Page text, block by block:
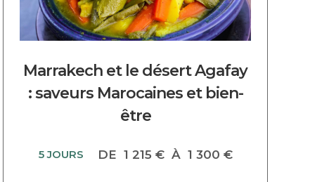
Marrakech et le désert Agafay
: saveurs Marocaines et bien-
être
5 JOURS DE 1 215 € À 1 300 €